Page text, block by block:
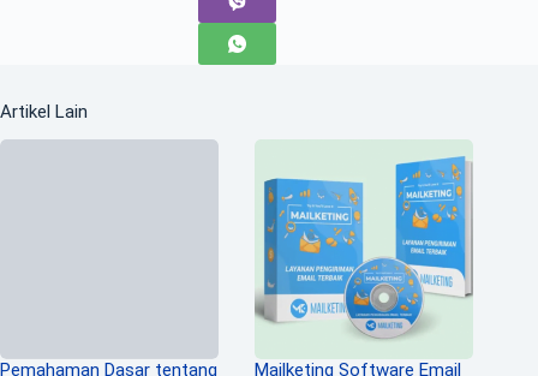
Artikel Lain
Pemahaman Dasar tentang Mailketing Software Email